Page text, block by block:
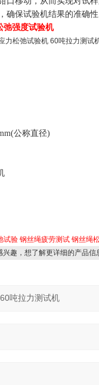
确保试验机结果的准确性
弛强度试验机
公称直径)
试验 钢丝绳疲劳测试 钢丝绳
兴趣，想了解更详细的产品信